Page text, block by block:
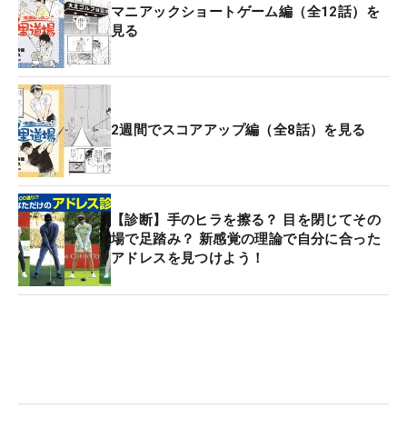
マニアックショートゲーム編（全12話）を
見る
2週間でスコアアップ編（全8話）を見る
【診断】手のヒラを擦る？ 目を閉じてその
場で足踏み？ 新感覚の理論で自分に合った
アドレスを見つけよう！